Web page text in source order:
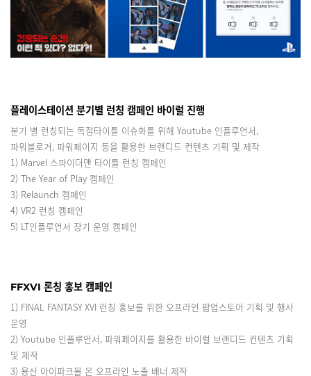
플레이스테이션 분기별 런칭 캠페인 바이럴 진행
분기 별 런칭되는 독점타이틀 이슈화를 위해 Youtube 인플루언서,
파워블로거, 파워페이지 등을 활용한 브랜디드 컨텐츠 기획 및 제작
1) Marvel 스파이더맨 타이틀 런칭 캠페인
2) The Year of Play 캠페인
3) Relaunch 캠페인
4) VR2 런칭 캠페인
5) LT인플루언서 장기 운영 캠페인
FFXVI 론칭 홍보 캠페인
1) FINAL FANTASY XVI 런칭 홍보를 위한 오프라인 팝업스토어 기획 및 행사
운영
2) Youtube 인플루언서, 파워페이지를 활용한 바이럴 브랜디드 컨텐츠 기획
및 제작
3) 용산 아이파크몰 온 오프라인 노출 배너 제작